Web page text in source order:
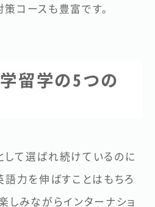
コースも豊富です。
留学の5つの
て選ばれ続けているのに
語力を伸ばすことはもちろ
しみながらインターナショ